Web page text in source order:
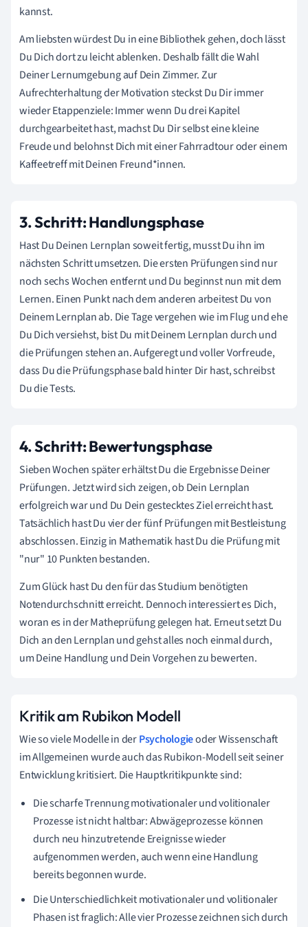
kannst.
Am liebsten würdest Du in eine Bibliothek gehen, doch lässt
Du Dich dort zu leicht ablenken. Deshalb fällt die Wahl
Deiner Lernumgebung auf Dein Zimmer. Zur
Aufrechterhaltung der Motivation steckst Du Dir immer
wieder Etappenziele: Immer wenn Du drei Kapitel
durchgearbeitet hast, machst Du Dir selbst eine kleine
Freude und belohnst Dich mit einer Fahrradtour oder einem
Kaffeetreff mit Deinen Freund*innen.
3. Schritt: Handlungsphase
Hast Du Deinen Lernplan soweit fertig, musst Du ihn im
nächsten Schritt umsetzen. Die ersten Prüfungen sind nur
noch sechs Wochen entfernt und Du beginnst nun mit dem
Lernen. Einen Punkt nach dem anderen arbeitest Du von
Deinem Lernplan ab. Die Tage vergehen wie im Flug und ehe
Du Dich versiehst, bist Du mit Deinem Lernplan durch und
die Prüfungen stehen an. Aufgeregt und voller Vorfreude,
dass Du die Prüfungsphase bald hinter Dir hast, schreibst
Du die Tests.
4. Schritt: Bewertungsphase
Sieben Wochen später erhältst Du die Ergebnisse Deiner
Prüfungen. Jetzt wird sich zeigen, ob Dein Lernplan
erfolgreich war und Du Dein gestecktes Ziel erreicht hast.
Tatsächlich hast Du vier der fünf Prüfungen mit Bestleistung
abschlossen. Einzig in Mathematik hast Du die Prüfung mit
"nur" 10 Punkten bestanden.
Zum Glück hast Du den für das Studium benötigten
Notendurchschnitt erreicht. Dennoch interessiert es Dich,
woran es in der Matheprüfung gelegen hat. Erneut setzt Du
Dich an den Lernplan und gehst alles noch einmal durch,
um Deine Handlung und Dein Vorgehen zu bewerten.
Kritik am Rubikon Modell
Wie so viele Modelle in derPsychologieoder Wissenschaft
im Allgemeinen wurde auch das Rubikon-Modell seit seiner
Entwicklung kritisiert. Die Hauptkritikpunkte sind:
Die scharfe Trennung motivationaler und volitionaler
Prozesse ist nicht haltbar: Abwägeprozesse können
durch neu hinzutretende Ereignisse wieder
aufgenommen werden, auch wenn eine Handlung
bereits begonnen wurde.
Die Unterschiedlichkeit motivationaler und volitionaler
Phasen ist fraglich: Alle vier Prozesse zeichnen sich durch